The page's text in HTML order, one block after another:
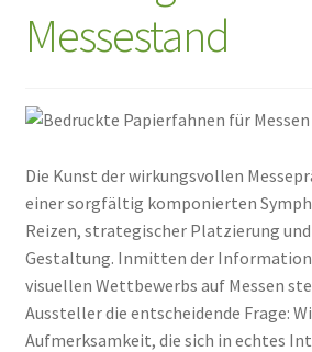
Messestand
Die Kunst der wirkungsvollen
einer sorgfältig komponierten
Reizen, strategischer Platzierung
Gestaltung. Inmitten der
visuellen Wettbewerbs auf Messen
Aussteller die entscheidende Frage:
Aufmerksamkeit, die sich in echtes